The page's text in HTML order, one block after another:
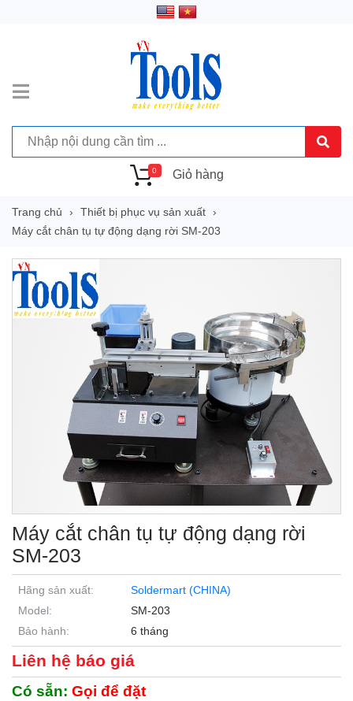
0 Giỏ hàng
Trang chủ
Thiết bị phục vụ sản xuất
Máy cắt chân tụ tự động dạng rời SM-203
Máy cắt chân tụ tự động dạng rời
SM-203
Hãng sản xuất:
Soldermart (CHINA)
Model:
SM-203
Bảo hành:
6 tháng
Liên hệ báo giá
Có sẵn: Gọi để đặt